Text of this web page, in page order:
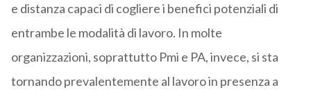
e distanza capaci di cogliere i benefici potenziali di
entrambe le modalità di lavoro. In molte
organizzazioni, soprattutto Pmi e PA, invece, si sta
tornando prevalentemente al lavoro in presenza a